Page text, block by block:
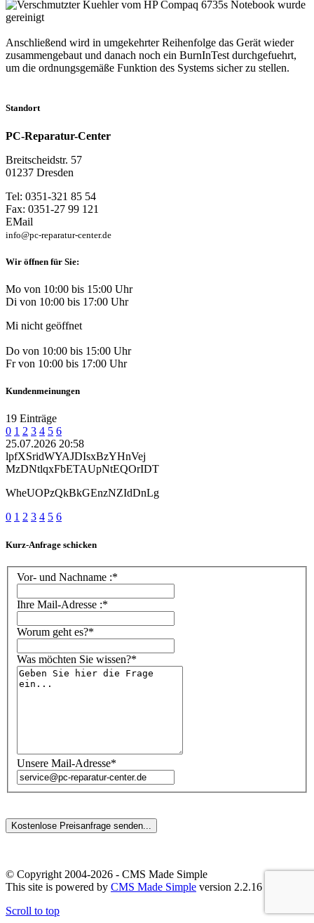
Anschließend wird in umgekehrter Reihenfolge das Gerät wieder
zusammengebaut und danach noch ein BurnInTest durchgefuehrt,
um die ordnungsgemäße Funktion des Systems sicher zu stellen.
Standort
PC-Reparatur-Center
Breitscheidstr. 57
01237 Dresden
Tel: 0351-321 85 54
Fax: 0351-27 99 121
EMail
info@pc-reparatur-center.de
Wir öffnen für Sie:
Mo von 10:00 bis 15:00 Uhr
Di von 10:00 bis 17:00 Uhr
Mi nicht geöffnet
Do von 10:00 bis 15:00 Uhr
Fr von 10:00 bis 17:00 Uhr
Kundenmeinungen
19 Einträge
0 1 2 3 4 5 6
25.07.2026 20:58
lpfXSridWYAJDIsxBzYHnVej
MzDNtlqxFbETAUpNtEQOrIDT
WheUOPzQkBkGEnzNZIdDnLg
0 1 2 3 4 5 6
Kurz-Anfrage schicken
Vor- und Nachname :*
Ihre Mail-Adresse :*
Worum geht es?*
Was möchten Sie wissen?*
Unsere Mail-Adresse*
© Copyright 2004-2026 - CMS Made Simple
This site is powered by CMS Made Simple version 2.2.16
Scroll to top